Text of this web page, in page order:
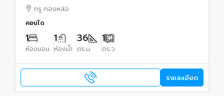
ทรู ทองหล่อ
คอนโด
1
ห้องนอน
1
ห้องน้ำ
36
ตร.ม.
1
ตร.ว.
รายละเอียด